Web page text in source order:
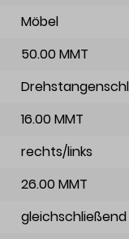
Möbel
50.00 MMT
16.00 MMT
rechts/links
26.00 MMT
gleichschließend